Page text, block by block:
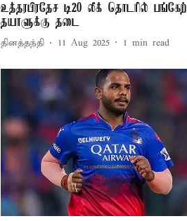
உத்தரபிரதேச டி20 லீக் தொடரில்
தயாளுக்கு தடை
தினத்தந்தி 11 Aug 2025 1 min read